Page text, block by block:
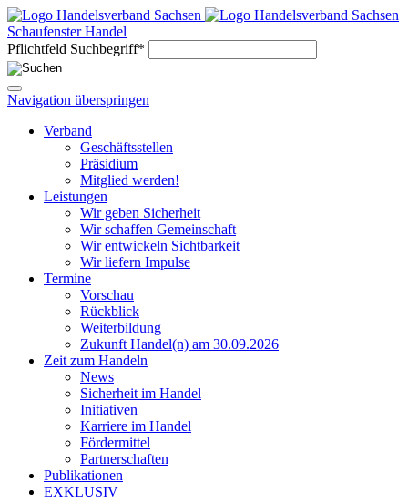
Schaufenster Handel
Pflichtfeld Suchbegriff*
Navigation überspringen
Verband
Geschäftsstellen
Präsidium
Mitglied werden!
Leistungen
Wir geben Sicherheit
Wir schaffen Gemeinschaft
Wir entwickeln Sichtbarkeit
Wir liefern Impulse
Termine
Vorschau
Rückblick
Weiterbildung
Zukunft Handel(n) am 30.09.2026
Zeit zum Handeln
News
Sicherheit im Handel
Initiativen
Karriere im Handel
Fördermittel
Partnerschaften
Publikationen
EXKLUSIV